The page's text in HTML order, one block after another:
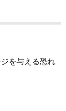
を与える恐れ